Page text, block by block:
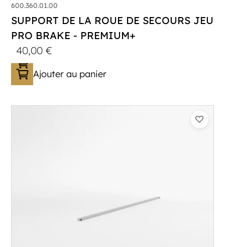
600.360.01.00
SUPPORT DE LA ROUE DE SECOURS JEU
PRO BRAKE - PREMIUM+
40,00€
Ajouter au panier